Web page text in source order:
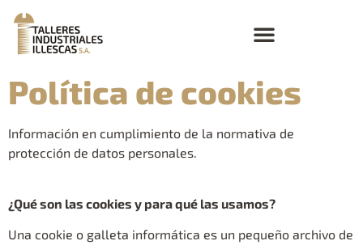
Política de cookies
Información en cumplimiento de la normativa de
protección de datos personales.
¿Qué son las cookies y para qué las usamos?
Una cookie o galleta informática es un pequeño archivo de